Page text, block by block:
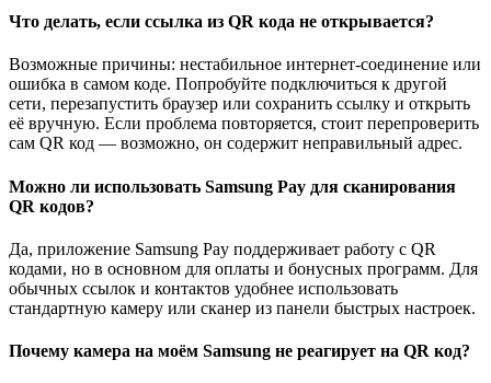
Что делать, если ссылка из QR кода не открывается?
Возможные причины: нестабильное интернет-соединение или
ошибка в самом коде. Попробуйте подключиться к другой
сети, перезапустить браузер или сохранить ссылку и открыть
её вручную. Если проблема повторяется, стоит перепроверить
сам QR код — возможно, он содержит неправильный адрес.
Можно ли использовать Samsung Pay для сканирования
QR кодов?
Да, приложение Samsung Pay поддерживает работу с QR
кодами, но в основном для оплаты и бонусных программ. Для
обычных ссылок и контактов удобнее использовать
стандартную камеру или сканер из панели быстрых настроек.
Почему камера на моём Samsung не реагирует на QR код?